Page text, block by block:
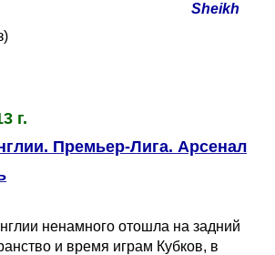
Sheikh
г.
Премьер-Лига. Арсенал
ненамного отошла на задний
и время играм Кубков, в